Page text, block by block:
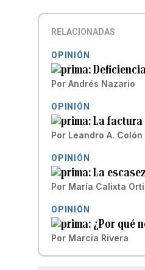
RELACIONADAS
OPINIÓN
Por Andrés Nazario
OPINIÓN
La factura
Por Leandro A. Colón
OPINIÓN
La
Por María Calixta
OPINIÓN
¿Por qué
Por Marcia Rivera